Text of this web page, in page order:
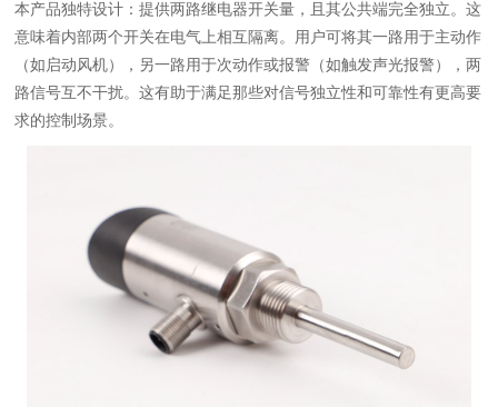
本产品独特设计：提供两路继电器开关量，且其公共端完全独立。这
意味着内部两个开关在电气上相互隔离。用户可将其一路用于主动作
（如启动风机），另一路用于次动作或报警（如触发声光报警），两
路信号互不干扰。这有助于满足那些对信号独立性和可靠性有更高要
求的控制场景。